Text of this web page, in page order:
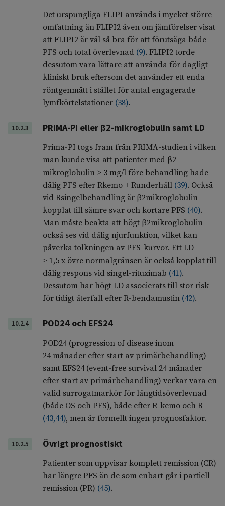
Det urspungliga FLIPI används i mycket större
omfattning än FLIPI2 även om jämförelser visat
att FLIPI2 är väl så bra för att förutsäga både
PFS och total överlevnad (9). FLIPI2 torde
dessutom vara lättare att använda för dagligt
kliniskt bruk eftersom det använder ett enda
röntgenmått i stället för antal engagerade
lymfkörtelstationer (38).
10.2.3 PRIMA-PI eller β2-mikroglobulin samt LD
Prima-PI togs fram från PRIMA-studien i vilken
man kunde visa att patienter med β2-
mikroglobulin > 3 mg/l före behandling hade
dålig PFS efter Rkemo + Runderhåll (39). Också
vid Rsingelbehandling är β2mikroglobulin
kopplat till sämre svar och kortare PFS (40).
Man måste beakta att högt β2mikroglobulin
också ses vid dålig njurfunktion, vilket kan
påverka tolkningen av PFS-kurvor. Ett LD
≥ 1,5 x övre normalgränsen är också kopplat till
dålig respons vid singel-rituximab (41).
Dessutom har högt LD associerats till stor risk
för tidigt återfall efter R-bendamustin (42).
10.2.4 POD24 och EFS24
POD24 (progression of disease inom
24 månader efter start av primärbehandling)
samt EFS24 (event-free survival 24 månader
efter start av primärbehandling) verkar vara en
valid surrogatmarkör för långtidsöverlevnad
(både OS och PFS), både efter R-kemo och R
(43,44), men är formellt ingen prognosfaktor.
10.2.5 Övrigt prognostiskt
Patienter som uppvisar komplett remission (CR)
har längre PFS än de som enbart går i partiell
remission (PR) (45).